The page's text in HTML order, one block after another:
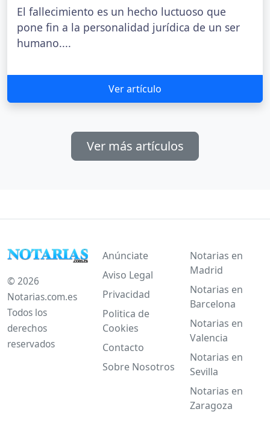
El fallecimiento es un hecho luctuoso que
pone fin a la personalidad jurídica de un ser
humano....
Ver artículo
Ver más artículos
© 2026
Notarias.com.es
Todos los
derechos
reservados
Anúnciate
Aviso Legal
Privacidad
Politica de
Cookies
Contacto
Sobre Nosotros
Notarias en
Madrid
Notarias en
Barcelona
Notarias en
Valencia
Notarias en
Sevilla
Notarias en
Zaragoza